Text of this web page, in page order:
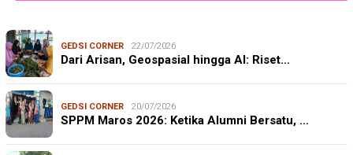
GEDSI CORNER 22/07/2026
Dari Arisan, Geospasial hingga AI: Riset…
GEDSI CORNER 20/07/2026
SPPM Maros 2026: Ketika Alumni Bersatu, …